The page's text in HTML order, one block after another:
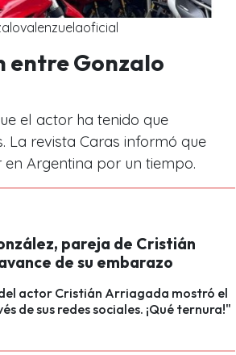
entre Gonzalo
el actor ha tenido que
La revista Caras informó que
Argentina por un tiempo.
pareja de Cristián
de su embarazo
actor Cristián Arriagada mostró el
de sus redes sociales. ¡Qué ternura!"